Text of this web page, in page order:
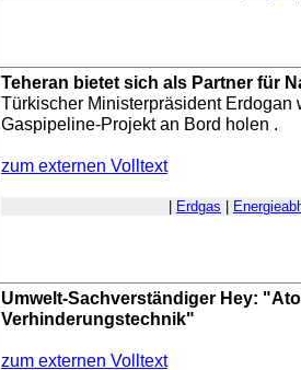
Teheran bietet sich als Partner für
Türkischer Ministerpräsident Erdogan
Gaspipeline-Projekt an Bord holen .
zum externen Volltext
Erdgas
Umwelt-Sachverständiger Hey:
Verhinderungstechnik"
zum externen Volltext